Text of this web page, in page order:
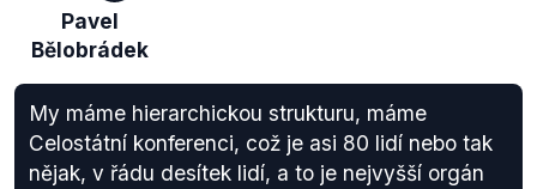
Pavel
Bělobrádek
My máme hierarchickou strukturu, máme
Celostátní konferenci, což je asi 80 lidí nebo tak
nějak, v řádu desítek lidí, a to je nejvyšší orgán